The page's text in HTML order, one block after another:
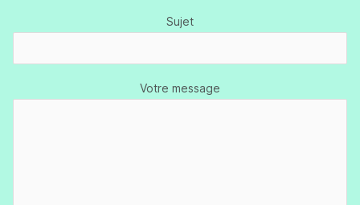
Sujet
Votre message